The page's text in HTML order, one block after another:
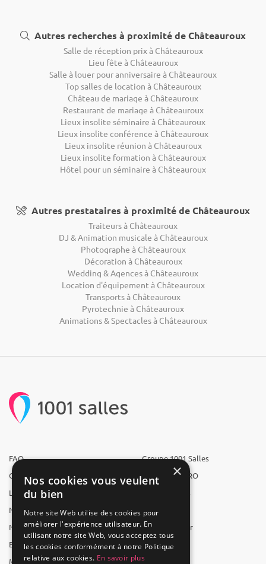
Autres recherches à proximité de Châteauroux
Salle de réception prix à Châteauroux
Lieu fête à Châteauroux
Salle à louer pour anniversaire à Châteauroux
Top salles de location à Châteauroux
Château de mariage à Châteauroux
Restaurant de mariage à Châteauroux
Lieux insolite séminaire à Châteauroux
Lieux insolite conférence à Châteauroux
Lieux insolite réunion à Châteauroux
Lieux insolite formation à Châteauroux
Hôtel pour un séminaire à Châteauroux
Autres prestataires à proximité de Châteauroux
Traiteurs à Châteauroux
DJ & Animation musicale à Châteauroux
Photographe à Châteauroux
Décoration à Châteauroux
Wedding & Agences à Châteauroux
Location d'équipement à Châteauroux
Transports à Châteauroux
Pyrotechnie à Châteauroux
Animations & Spectacles à Châteauroux
FAQ
Qui sommes-nous ?
L'équipe
Nous recrutons
Nos partenaires
Espace presse
Mentions légales
Groupe 1001 Salles
1001 Salles PRO
1001 Traiteurs
1001 Artistes
Reserverunbar
MP2
×
Nos cookies vous veulent
du bien
Notre site Web utilise des cookies pour
améliorer l'expérience utilisateur. En
utilisant notre site Web, vous acceptez tous
les cookies conformément à notre Politique
relative aux cookies. En savoir plus